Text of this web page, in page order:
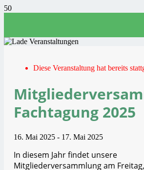
Diese Veranstaltung hat bereits
Fachtagung 2025
16. Mai 2025 - 17. Mai 2025
In diesem Jahr findet unsere
Mitgliederversammlung am